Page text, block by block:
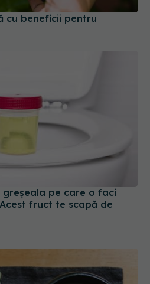
pe care o faci